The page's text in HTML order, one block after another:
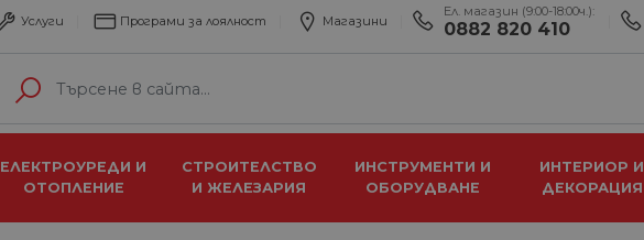
Услуги Програми за лоялност Магазини
Ел. магазин (9:00-18:00ч.):
0882 820 410
ЕЛЕКТРОУРЕДИ И
ОТОПЛЕНИЕ
СТРОИТЕЛСТВО
И ЖЕЛЕЗАРИЯ
ИНСТРУМЕНТИ И
ОБОРУДВАНЕ
ИНТЕРИОР И
ДЕКОРАЦИЯ